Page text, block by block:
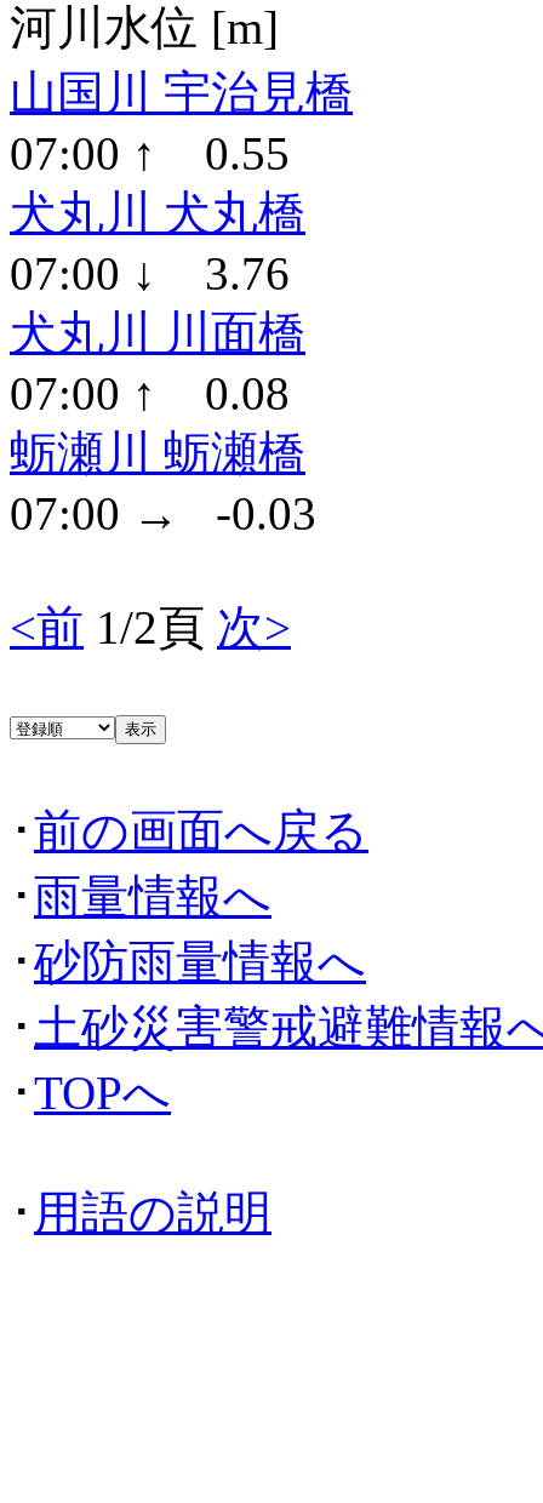
河川水位 [m]
山国川 宇治見橋
07:00 ↑ 0.55
犬丸川 犬丸橋
07:00 ↓ 3.76
犬丸川 川面橋
07:00 ↑ 0.08
蛎瀬川 蛎瀬橋
07:00 → -0.03
<前 1/2頁 次>
･前の画面へ戻る
･雨量情報へ
･砂防雨量情報へ
･ 土砂災害警戒避難情報
･TOPへ
･ 用語の説明